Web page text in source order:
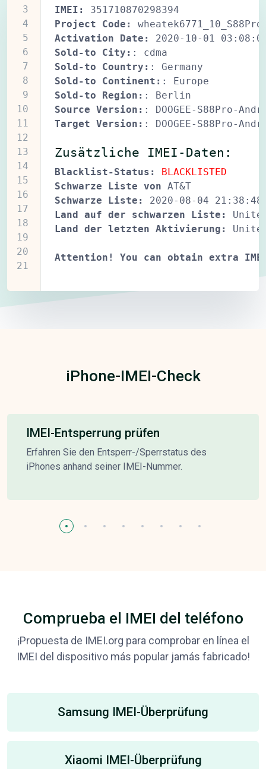
3
4
5
6
7
8
9
10
11
12
13
14
15
16
17
18
19
20
21
IMEI:
351710870298394
Project Code:
Activation Date:
2020-10-01
Sold-to City: : cdma
Sold-to Country: : Germany
Sold-to Continent: : Europe
Sold-to Region: : Berlin
Source Version: : DOOGEE-S88Pro-
Target Version: : DOOGEE-S88Pro-
Zusätzliche IMEI-Daten:
Blacklist-Status:
BLACKLISTED
Schwarze Liste von AT&T
Schwarze Liste:
2020-08-04 21:38:48
Land auf der schwarzen Liste:
Land der letzten Aktivierung:
Attention! You can obtain extra
iPhone-IMEI-Check
IMEI-Entsperrung prüfen
Erfahren Sie den Entsperr-/Sperrstatus des
iPhones anhand seiner IMEI-Nummer.
Comprueba el IMEI del teléfono
¡Propuesta de IMEI.org para comprobar en línea el
IMEI del dispositivo más popular jamás fabricado!
Samsung IMEI-Überprüfung
Xiaomi IMEI-Überprüfung